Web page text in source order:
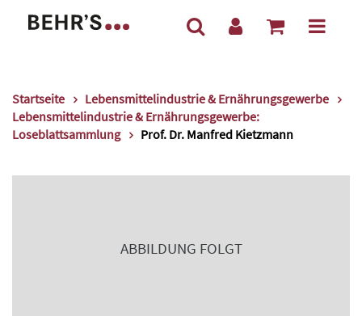
Startseite
Lebensmittelindustrie & Ernährungsgewerbe
Lebensmittelindustrie & Ernährungsgewerbe:
Loseblattsammlung
Prof. Dr. Manfred Kietzmann
ABBILDUNG FOLGT